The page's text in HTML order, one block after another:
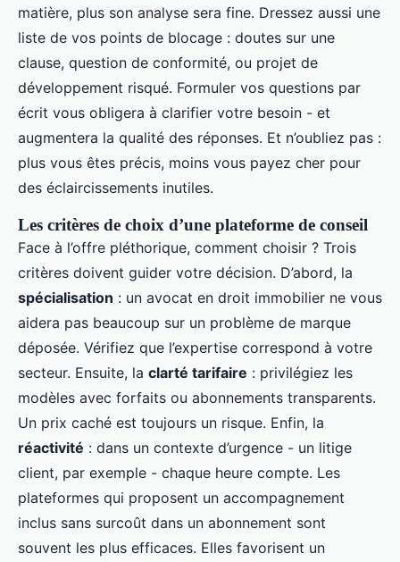
matière, plus son analyse sera fine. Dressez aussi une
liste de vos points de blocage : doutes sur une
clause, question de conformité, ou projet de
développement risqué. Formuler vos questions par
écrit vous obligera à clarifier votre besoin - et
augmentera la qualité des réponses. Et n’oubliez pas :
plus vous êtes précis, moins vous payez cher pour
des éclaircissements inutiles.
Les critères de choix d’une plateforme de conseil
Face à l’offre pléthorique, comment choisir ? Trois
critères doivent guider votre décision. D’abord, la
spécialisation : un avocat en droit immobilier ne vous
aidera pas beaucoup sur un problème de marque
déposée. Vérifiez que l’expertise correspond à votre
secteur. Ensuite, la clarté tarifaire : privilégiez les
modèles avec forfaits ou abonnements transparents.
Un prix caché est toujours un risque. Enfin, la
réactivité : dans un contexte d’urgence - un litige
client, par exemple - chaque heure compte. Les
plateformes qui proposent un accompagnement
inclus sans surcoût dans un abonnement sont
souvent les plus efficaces. Elles favorisent un